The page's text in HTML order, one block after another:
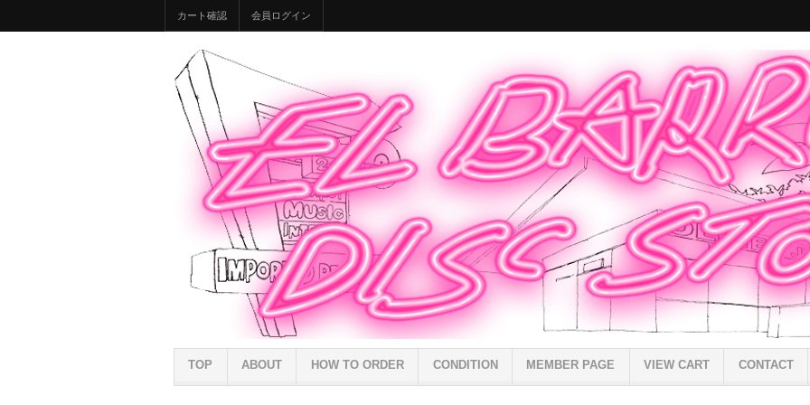
カート確認 会員ログイン
TOP ABOUT HOW TO ORDER CONDITION MEMBER PAGE VIEW CART CONTACT